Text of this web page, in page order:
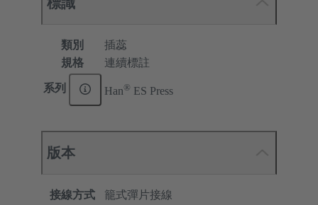
類別
插蕊
規格
連續標註
系列 Han® ES Press
版本
接線方式
籠式彈片接線